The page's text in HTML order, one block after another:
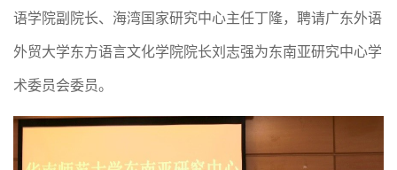
语学院副院长、海湾国家研究中心主任丁隆，聘请广东外语
外贸大学东方语言文化学院院长刘志强为东南亚研究中心学
术委员会委员。